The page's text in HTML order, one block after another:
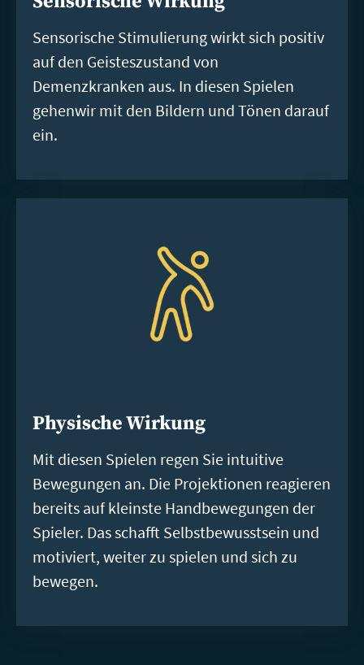
Sensorische Stimulierung wirkt sich positiv
auf den Geisteszustand von
Demenzkranken aus. In diesen Spielen
gehenwir mit den Bildern und Tönen darauf
ein.
Physische Wirkung
Mit diesen Spielen regen Sie intuitive
Bewegungen an. Die Projektionen reagieren
bereits auf kleinste Handbewegungen der
Spieler. Das schafft Selbstbewusstsein und
motiviert, weiter zu spielen und sich zu
bewegen.